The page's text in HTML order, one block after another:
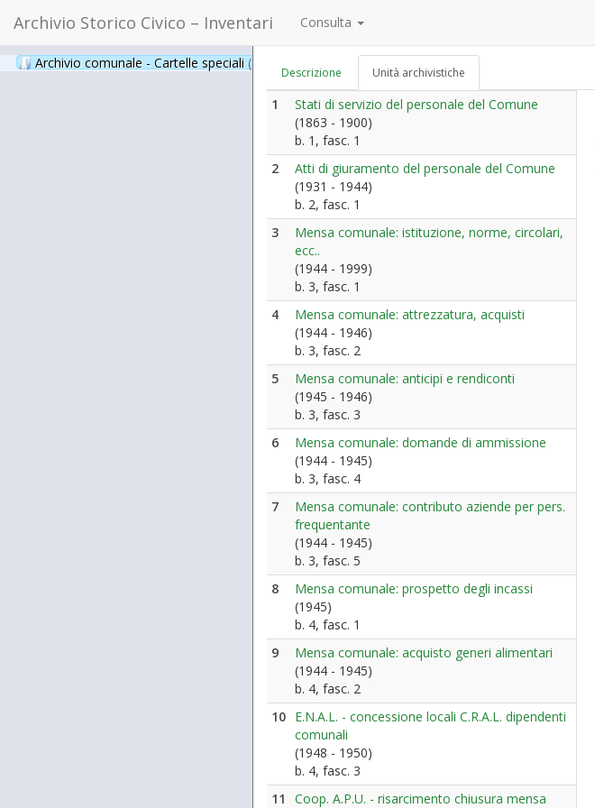
Archivio Storico Civico – Inventari Consulta
Archivio comunale - Cartelle speciali (397)
Descrizione Unità archivistiche
1
Stati di servizio del personale del Comune
(1863 - 1900)
b. 1, fasc. 1
2
Atti di giuramento del personale del Comune
(1931 - 1944)
b. 2, fasc. 1
3
Mensa comunale: istituzione, norme, circolari,
ecc..
(1944 - 1999)
b. 3, fasc. 1
4
Mensa comunale: attrezzatura, acquisti
(1944 - 1946)
b. 3, fasc. 2
5
Mensa comunale: anticipi e rendiconti
(1945 - 1946)
b. 3, fasc. 3
6
Mensa comunale: domande di ammissione
(1944 - 1945)
b. 3, fasc. 4
7
Mensa comunale: contributo aziende per pers.
frequentante
(1944 - 1945)
b. 3, fasc. 5
8
Mensa comunale: prospetto degli incassi
(1945)
b. 4, fasc. 1
9
Mensa comunale: acquisto generi alimentari
(1944 - 1945)
b. 4, fasc. 2
10 E.N.A.L. - concessione locali C.R.A.L. dipendenti
comunali
(1948 - 1950)
b. 4, fasc. 3
11
Coop. A.P.U. - risarcimento chiusura mensa